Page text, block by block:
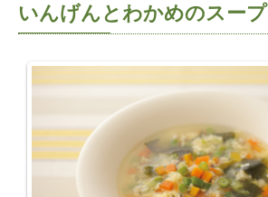
いんげんとわかめのスープ